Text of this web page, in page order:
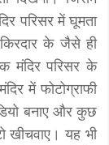
परिसर में घूमता
के जैसे ही
मंदिर परिसर के
में फोटोग्राफी
बनाए और कुछ
खीचवाए। यह भी